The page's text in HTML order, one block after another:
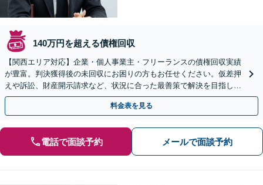
140万円を超える債権回収
【関西エリア対応】企業・個人事業主・フリーランスの債権回収実績
が豊富。判決獲得後の未回収にお困りの方もお任せください。仮差押
えや訴訟、財産開示請求など、状況に合った最善策で解決を目指しま
す【夜間面談可】
料金表を見る
電話で面談予約 メールで面談予約